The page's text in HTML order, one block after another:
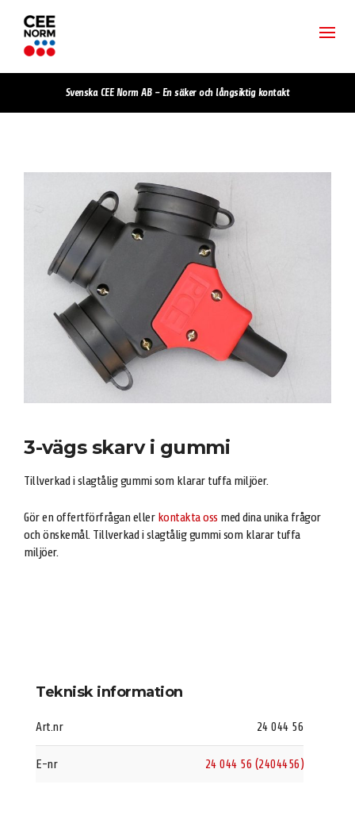
Svenska CEE Norm AB – En säker och långsiktig kontakt
3-vägs skarv i gummi
Tillverkad i slagtålig gummi som klarar tuffa miljöer.
Gör en offertförfrågan eller kontakta oss med dina unika frågor
och önskemål. Tillverkad i slagtålig gummi som klarar tuffa
miljöer.
Teknisk information
Art.nr 24 044 56
E-nr 24 044 56 (2404456)